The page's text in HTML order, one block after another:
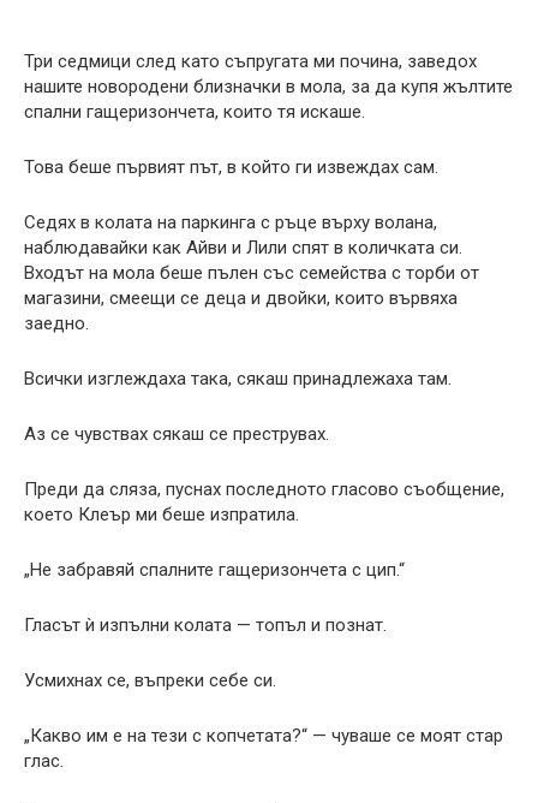
Три седмици след като съпругата ми почина, заведох
нашите новородени близначки в мола, за да купя жълтите
спални гащеризончета, които тя искаше.
Това беше първият път, в който ги извеждах сам.
Седях в колата на паркинга с ръце върху волана,
наблюдавайки как Айви и Лили спят в количката си.
Входът на мола беше пълен със семейства с торби от
магазини, смеещи се деца и двойки, които вървяха
заедно.
Всички изглеждаха така, сякаш принадлежаха там.
Аз се чувствах сякаш се преструвах.
Преди да сляза, пуснах последното гласово съобщение,
което Клеър ми беше изпратила.
„Не забравяй спалните гащеризончета с цип.“
Гласът ѝ изпълни колата — топъл и познат.
Усмихнах се, въпреки себе си.
„Какво им е на тези с копчетата?“ — чуваше се моят стар
глас.